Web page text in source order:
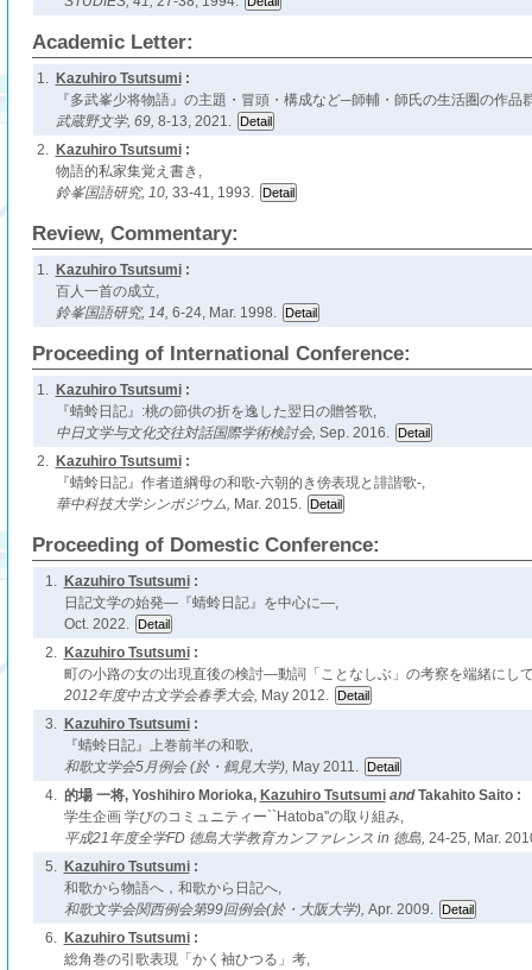
Academic Letter:
1. Kazuhiro Tsutsumi:
『多武峯少将物語』の主題・冒頭・構成など─師輔・師氏の生活圏の作品
武蔵野文学, 69, 8-13, 2021.
2.
Kazuhiro Tsutsumi:
物語的私家集覚え書き,
鈴峯国語研究, 10, 33-41, 1993.
Review, Commentary:
1. Kazuhiro Tsutsumi:
百人一首の成立,
鈴峯国語研究, 14, 6-24, Mar. 1998.
Proceeding of International Conference:
1. Kazuhiro Tsutsumi:
『蜻蛉日記』:桃の節供の折を逸した翌日の贈答歌,
中日文学与文化交往対話国際学術検討会, Sep. 2016.
2.
Kazuhiro Tsutsumi:
『蜻蛉日記』作者道綱母の和歌-六朝的き傍表現と誹諧歌-,
華中科技大学シンポジウム, Mar. 2015.
Proceeding of Domestic Conference:
1. Kazuhiro Tsutsumi:
日記文学の始発―『蜻蛉日記』を中心に―,
Oct. 2022.
2.
Kazuhiro Tsutsumi:
町の小路の女の出現直後の検討―動詞「ことなしぶ」の考察を端緒にし
2012年度中古文学会春季大会, May 2012.
3.
Kazuhiro Tsutsumi:
『蜻蛉日記』上巻前半の和歌,
和歌文学会5月例会 (於・鶴見大学), May 2011.
4. 的場 一将, Yoshihiro Morioka, Kazuhiro TsutsumiandTakahito Saito :
学生企画 学びのコミュニティー``Hatoba''の取り組み,
平成21年度全学FD 徳島大学教育カンファレンス in 徳島, 24-25, Mar.
5.
Kazuhiro Tsutsumi:
和歌から物語へ，和歌から日記へ,
和歌文学会関西例会第99回例会(於・大阪大学), Apr. 2009.
6.
Kazuhiro Tsutsumi:
総角巻の引歌表現「かく袖ひつる」考,